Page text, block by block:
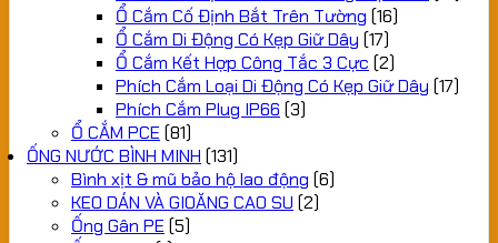
Ổ Cắm Cố Định Bắt Trên Tường (16)
Ổ Cắm Di Động Có Kẹp Giữ Dây (17)
Ổ Cắm Kết Hợp Công Tắc 3 Cực (2)
Phích Cắm Loại Di Động Có Kẹp Giữ Dây (17)
Phích Cắm Plug IP66 (3)
Ổ CẮM PCE (81)
ỐNG NƯỚC BÌNH MINH (131)
Bình xịt & mũ bảo hộ lao động (6)
KEO DÁN VÀ GIOĂNG CAO SU (2)
Ống Gân PE (5)